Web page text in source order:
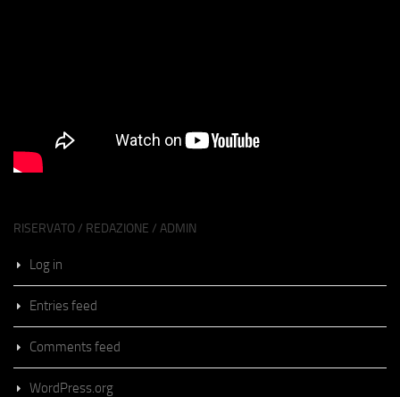
RISERVATO / REDAZIONE / ADMIN
Log in
Entries feed
Comments feed
WordPress.org